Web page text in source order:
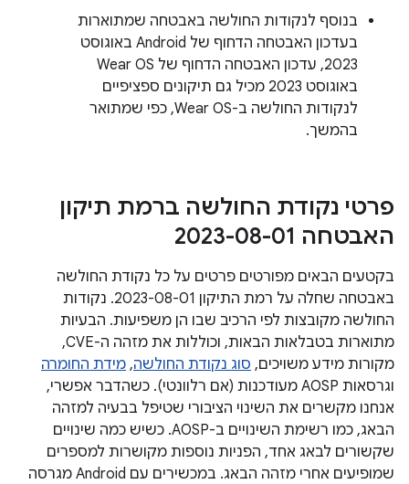
בנוסף לנקודות החולשה באבטחה שמתוארות
בעדכון האבטחה הדחוף של Android באוגוסט
2023, עדכון האבטחה הדחוף של Wear OS
באוגוסט 2023 מכיל גם תיקונים ספציפיים
לנקודות החולשה ב-Wear OS, כפי שמתואר
בהמשך.
פרטי נקודת החולשה ברמת תיקון
האבטחה 2023-08-01
בקטעים הבאים מפורטים פרטים על כל נקודת החולשה
באבטחה שחלה על רמת התיקון 2023-08-01. נקודות
החולשה מקובצות לפי הרכיב שבו הן משפיעות. הבעיות
מתוארות בטבלאות הבאות, וכוללות את מזהה ה-CVE,
מקורות מידע משויכים, סוג נקודת החולשה, מידת החומרה
וגרסאות AOSP מעודכנות (אם רלוונטי). כשהדבר אפשרי,
אנחנו מקשרים את השינוי הציבורי שטיפל בבעיה למזהה
הבאג, כמו רשימת השינויים ב-AOSP. כשיש כמה שינויים
שקשורים לבאג אחד, הפניות נוספות מקושרות למספרים
שמופיעים אחרי מזהה הבאג. במכשירים עם Android מגרסה